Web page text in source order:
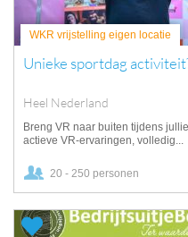
WKR vrijstelling eigen locatie
Unieke sportdag
Heel Nederland
Breng VR naar buiten tijdens
actieve VR-ervaringen, volledig...
20 - 250 personen